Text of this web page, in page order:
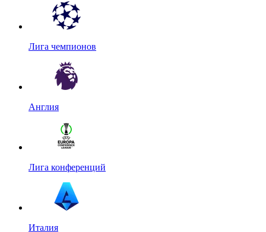
Лига чемпионов
Англия
Лига конференций
Италия